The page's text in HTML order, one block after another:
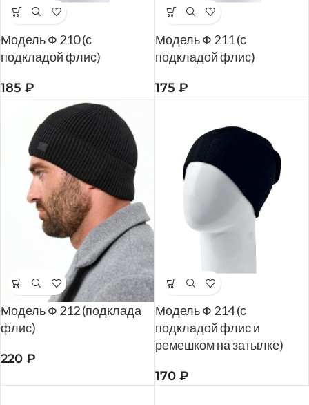
Модель Ф 210 (с
подкладой флис)
185 ₽
Модель Ф 211 (с
подкладой флис)
175 ₽
Модель Ф 212 (подклада
флис)
220 ₽
Модель Ф 214 (с
подкладой флис и
ремешком на затылке)
170 ₽